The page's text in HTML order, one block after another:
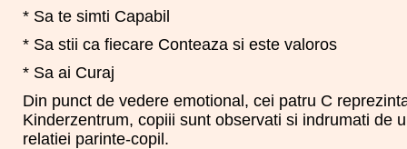
* Sa te simti Capabil
* Sa stii ca fiecare Conteaza si este valoros
* Sa ai Curaj
Din punct de vedere emotional, cei patru C
Kinderzentrum, copiii sunt observati si indrumati de
relatiei parinte-copil.